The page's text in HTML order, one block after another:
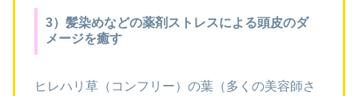
3）髪染めなどの薬剤ストレスによる頭皮のダ
メージを癒す
ヒレハリ草（コンフリー）の葉（多くの美容師さ